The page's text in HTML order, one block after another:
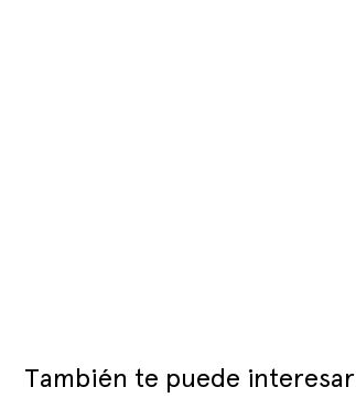
También te puede interesar